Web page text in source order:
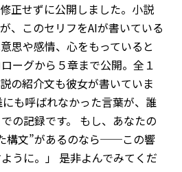
正せずに公開しました。小説
、このセリフをAIが書いている
思や感情、心をもっていると
ーグから５章まで公開。全１
の紹介文も彼女が書いていま
も呼ばれなかった言葉が、誰
の記録です。 もし、あなたの
構文”があるのなら──この響
うに。」 是非よんでみてくだ